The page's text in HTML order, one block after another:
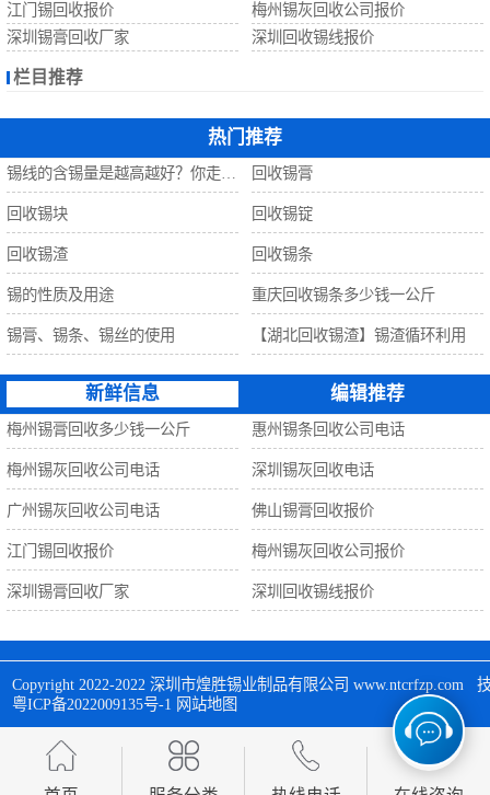
江门锡回收报价
梅州锡灰回收公司报价
深圳锡膏回收厂家
深圳回收锡线报价
栏目推荐
热门推荐
回收锡膏
回收锡块 回收锡锭
回收锡渣 回收锡条
锡的性质及用途 重庆回收锡条多少钱一公斤
锡膏、锡条、锡丝的使用 【湖北回收锡渣】锡渣循环利用
新鲜信息 编辑推荐
梅州锡膏回收多少钱一公斤 惠州锡条回收公司电话
梅州锡灰回收公司电话 深圳锡灰回收电话
广州锡灰回收公司电话 佛山锡膏回收报价
江门锡回收报价 梅州锡灰回收公司报价
深圳锡膏回收厂家 深圳回收锡线报价
Copyright 2022-2022 深圳市煌胜锡业制品有限公司 www.ntcrfzp.com
粤ICP备2022009135号-1 网站地图